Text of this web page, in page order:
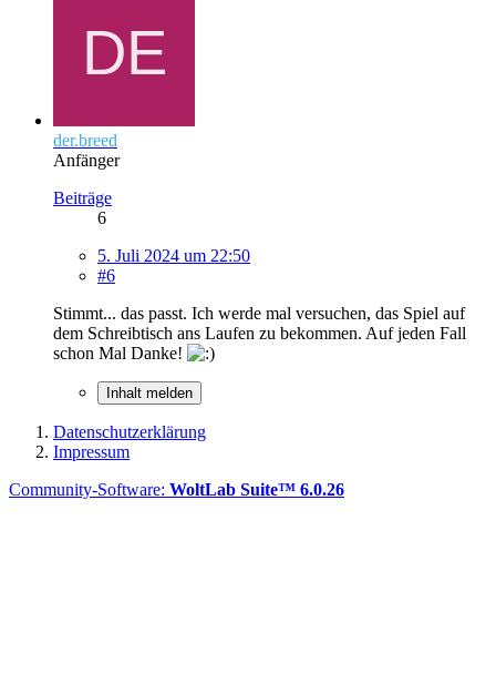
der.breed
Anfänger
Beiträge
6
5. Juli 2024 um 22:50
#6
Stimmt... das passt. Ich werde mal versuchen, das Spiel auf
dem Schreibtisch ans Laufen zu bekommen. Auf jeden Fall
schon Mal Danke!
Inhalt melden
Datenschutzerklärung
Impressum
Community-Software: WoltLab Suite™ 6.0.26